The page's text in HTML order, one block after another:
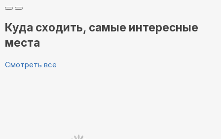
Куда сходить, самые интересные
места
Смотреть все